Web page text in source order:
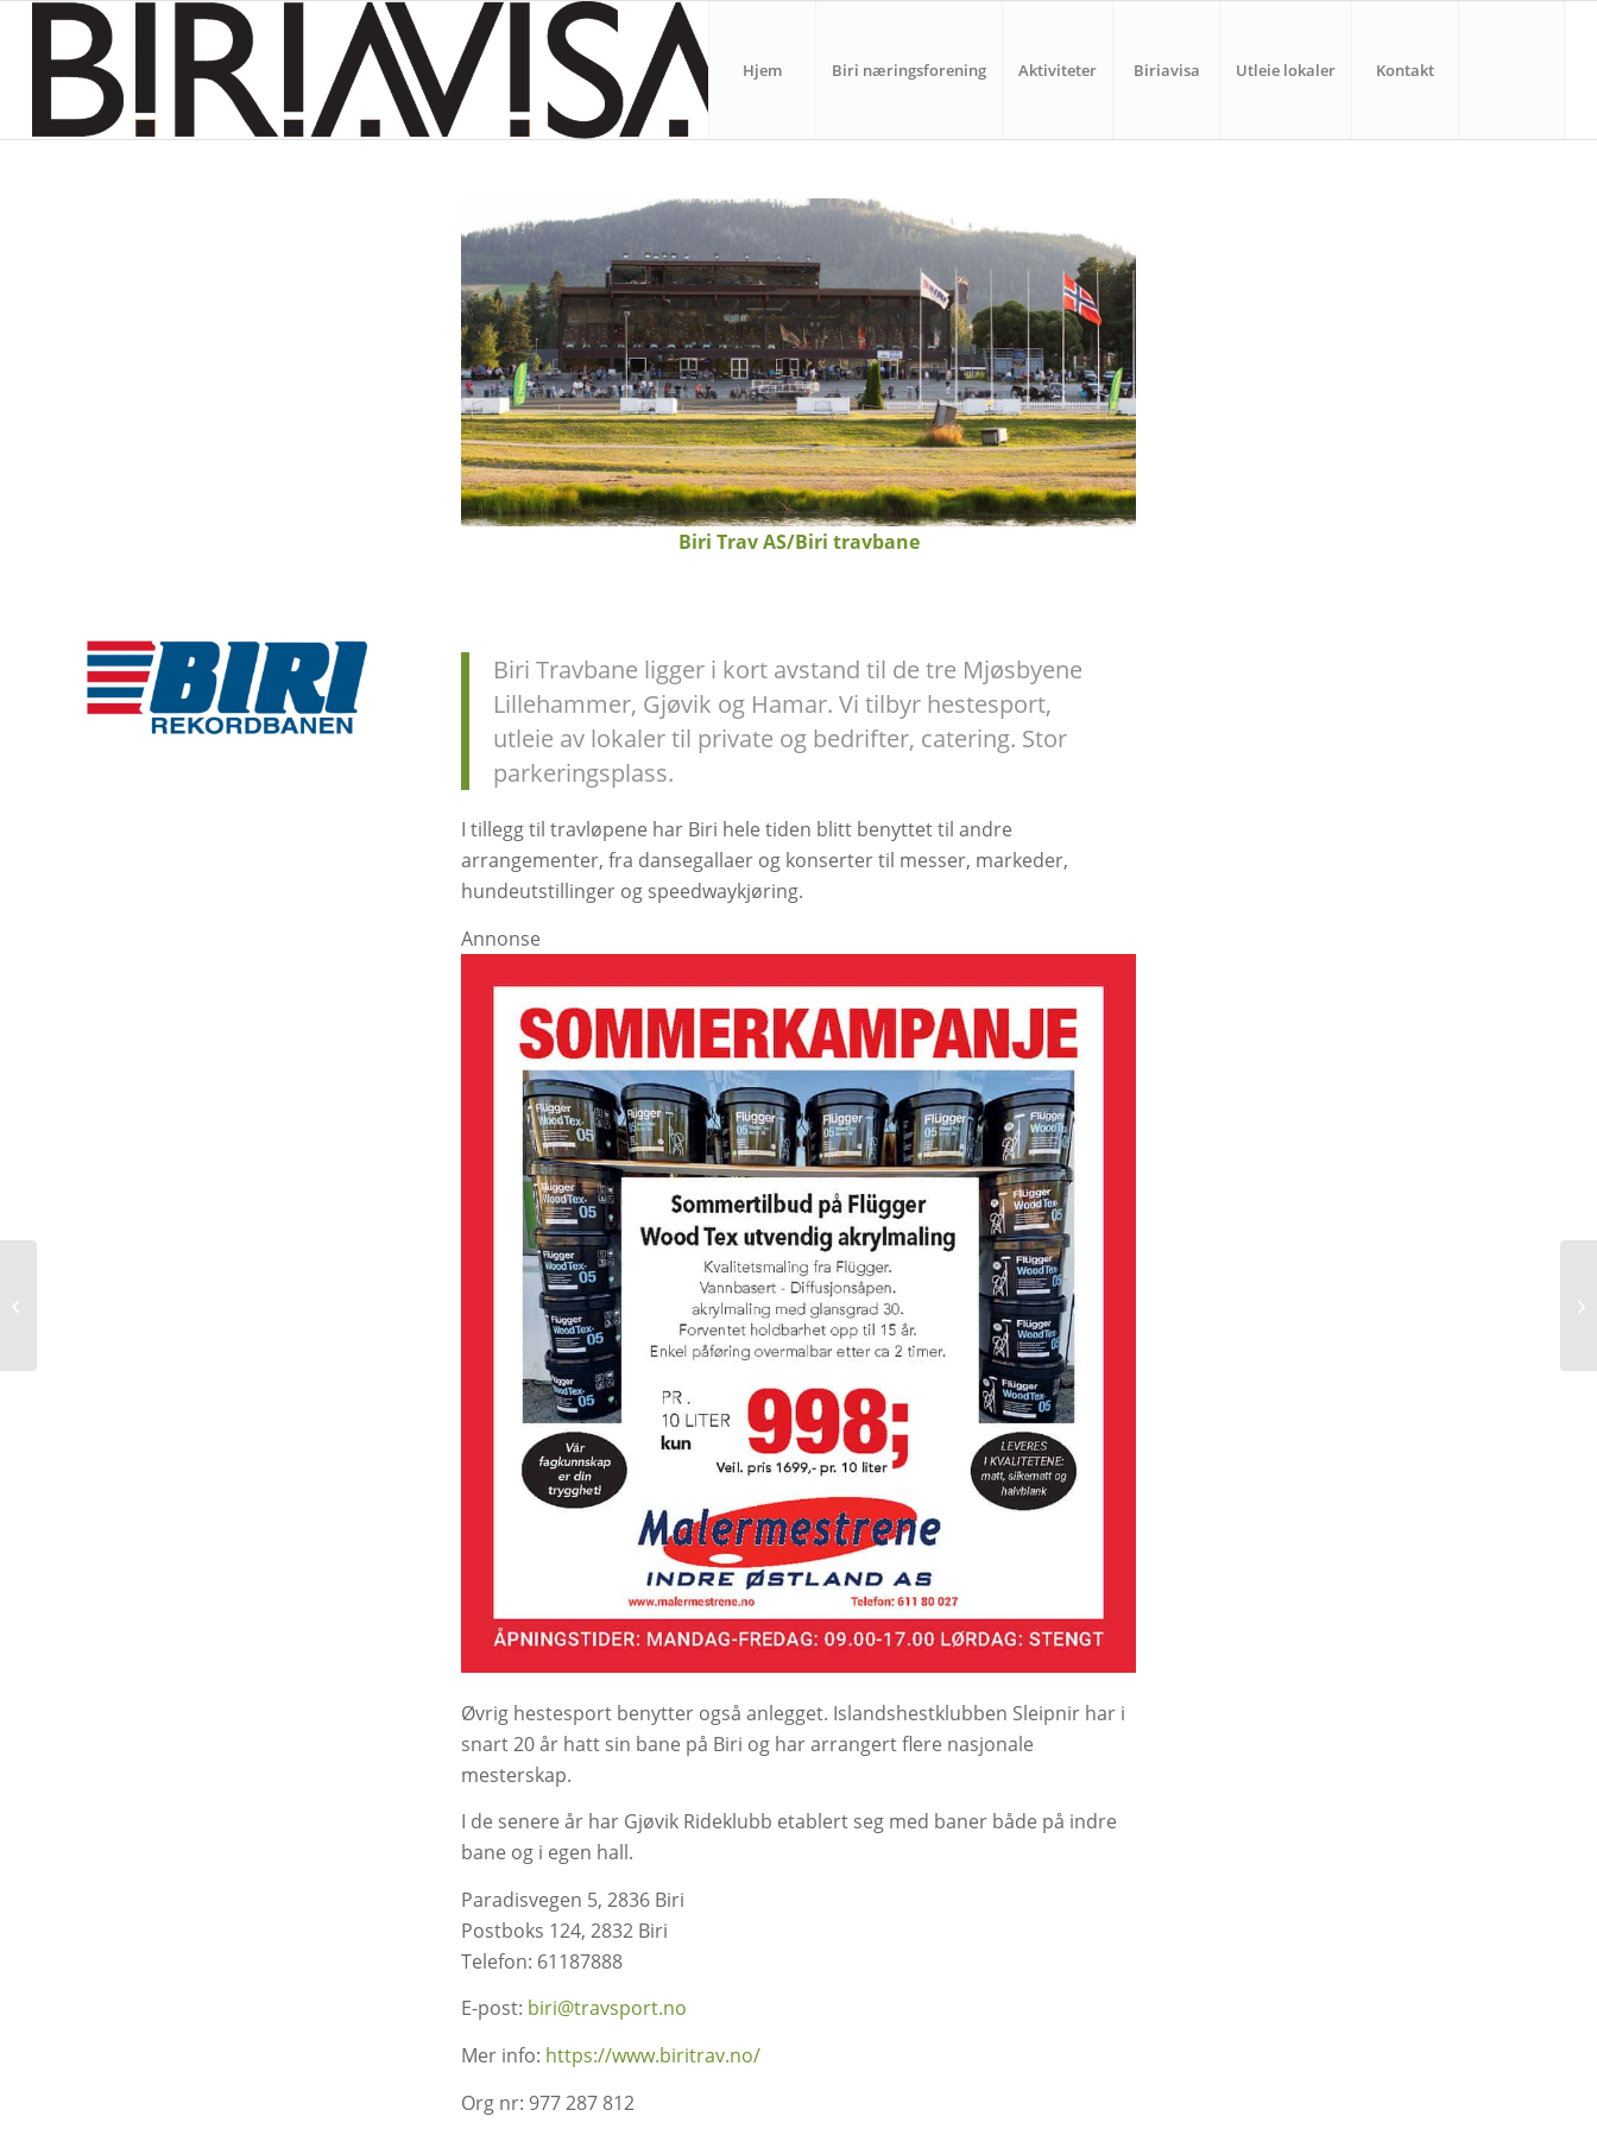
Hjem Biri næringsforening Aktiviteter Biriavisa Utleie lokaler Kontakt
Biri Trav AS/Biri travbane
Biri Travbane ligger i kort avstand til de tre Mjøsbyene
Lillehammer, Gjøvik og Hamar. Vi tilbyr hestesport,
utleie av lokaler til private og bedrifter, catering. Stor
parkeringsplass.
I tillegg til travløpene har Biri hele tiden blitt benyttet til andre
arrangementer, fra dansegallaer og konserter til messer, markeder,
hundeutstillinger og speedwaykjøring.
Annonse
Øvrig hestesport benytter også anlegget. Islandshestklubben Sleipnir har i
snart 20 år hatt sin bane på Biri og har arrangert flere nasjonale
mesterskap.
I de senere år har Gjøvik Rideklubb etablert seg med baner både på indre
bane og i egen hall.
Paradisvegen 5, 2836 Biri
Postboks 124, 2832 Biri
Telefon: 61187888
E-post: biri@travsport.no
Mer info: https://www.biritrav.no/
Org nr: 977 287 812